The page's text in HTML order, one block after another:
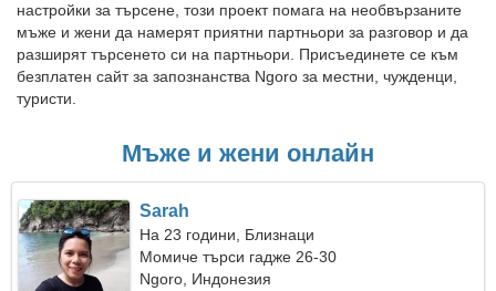
настройки за търсене, този проект помага на необвързаните
мъже и жени да намерят приятни партньори за разговор и да
разширят търсенето си на партньори. Присъединете се към
безплатен сайт за запознанства Ngoro за местни, чужденци,
туристи.
Мъже и жени онлайн
Sarah
На 23 години, Близнаци
Момиче търси гадже 26-30
Ngoro, Индонезия